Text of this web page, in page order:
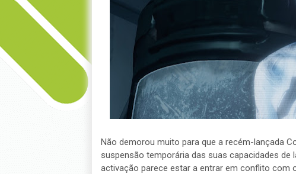
Não demorou muito para que a recém-lançada
suspensão temporária das suas capacidades de
activação parece estar a entrar em conflito com